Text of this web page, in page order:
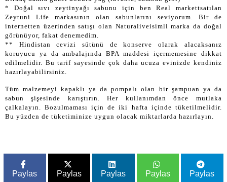
* Doğal sıvı zeytinyağı sabunu için ben Real markettsatılan
Zeytuni Life markasının olan sabunlarını seviyorum. Bir de
internetten üzerinden satışı olan Naturaliveisimli marka da doğal
görünüyor, fakat denemedim.
** Hindistan cevizi sütünü de konserve olarak alacaksanız
koruyucu ya da ambalajında BPA maddesi içermemesine dikkat
edilmelidir. Bu tarif sayesinde çok daha ucuza evinizde kendiniz
hazırlayabilirsiniz.
Tüm malzemeyi kapaklı ya da pompalı olan bir şampuan ya da
sabun şişesinde karıştırın. Her kullanımdan önce mutlaka
çalkalayın. Bozulmaması için de iki hafta içinde tüketilmelidir.
Bu yüzden de tüketiminize uygun olacak miktarlarda hazırlayın.
Paylas Paylas Paylas Paylas Paylas